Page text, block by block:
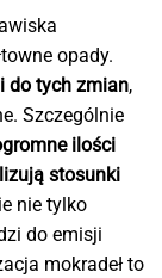
opady.
do tych zmian,
Szczególnie
ilości
stosunki
nie tylko
do emisji
mokradeł to